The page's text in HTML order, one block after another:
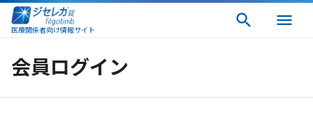
医療関係者向け情報サイト
会員ログイン